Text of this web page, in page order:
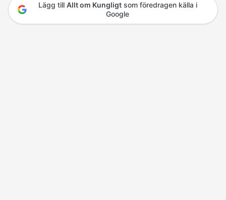
Lägg till Allt om Kungligtsom föredragen källa i
Google